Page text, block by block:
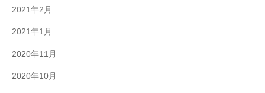
2021年2月
2021年1月
2020年11月
2020年10月